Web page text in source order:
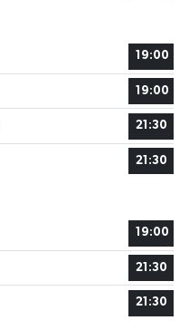
19:00
19:00
21:30
21:30
19:00
21:30
21:30